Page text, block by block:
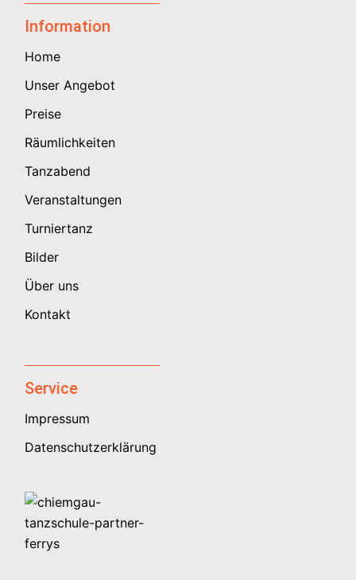
Information
Home
Unser Angebot
Preise
Räumlichkeiten
Tanzabend
Veranstaltungen
Turniertanz
Bilder
Über uns
Kontakt
Service
Impressum
Datenschutzerklärung